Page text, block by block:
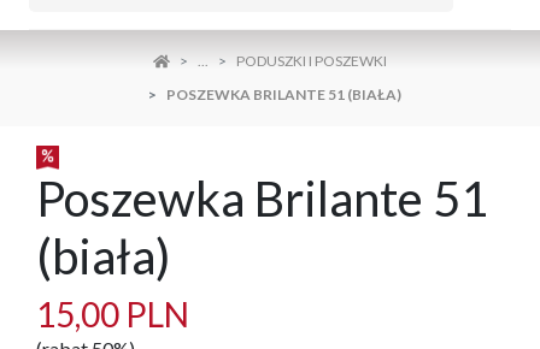
...
PODUSZKI I POSZEWKI
POSZEWKA BRILANTE 51 (BIAŁA)
Poszewka Brilante 51
(biała)
15,00 PLN